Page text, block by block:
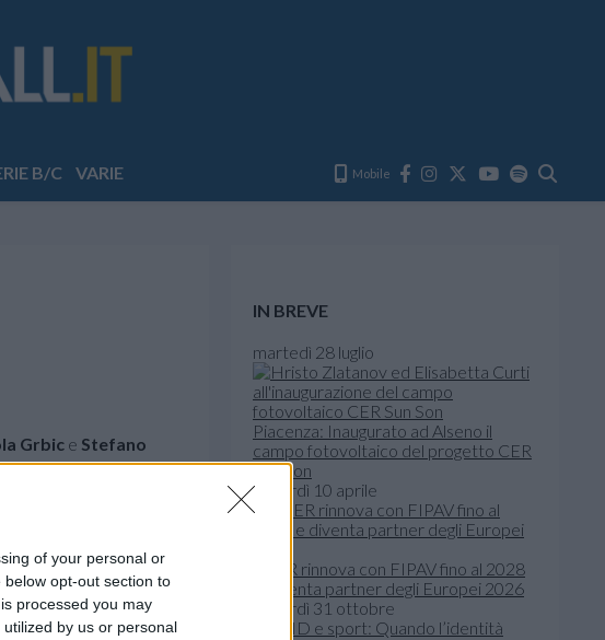
of your personal or
opt-out section to
processed you may
by us or personal
B/C VARIE Mobile
Grbic e Stefano
IN BREVE
martedì 28 luglio
Piacenza: Inaugurato ad Alseno il
campo fotovoltaico del progetto CER
Sun Son
venerdì 10 aprile
BPER rinnova con FIPAV fino al 2028
e diventa partner degli Europei 2026
venerdì 31 ottobre